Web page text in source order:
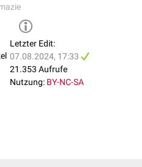
Letzter Edit:
07.08.2024, 17:33
21.353 Aufrufe
Nutzung: BY-NC-SA